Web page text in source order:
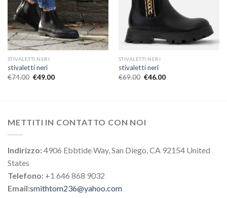
STIVALETTI NERI
stivaletti neri
€74.00 €49.00
STIVALETTI NERI
stivaletti neri
€69.00 €46.00
METTITI IN CONTATTO CON NOI
Indirizzo:4906 Ebbtide Way, San Diego, CA 92154 United
States
Telefono: +1 646 868 9032
Email:smithtom236@yahoo.com